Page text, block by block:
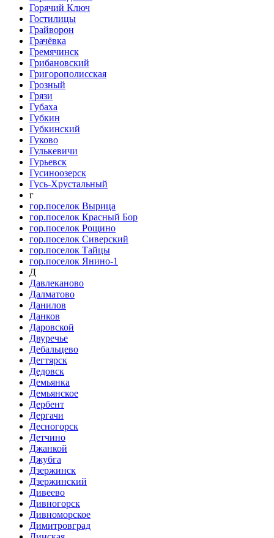
Горячий Ключ
Гостилицы
Грайворон
Грачёвка
Гремячинск
Грибановский
Григорополисская
Грозный
Грязи
Губаха
Губкин
Губкинский
Гуково
Гулькевичи
Гурьевск
Гусиноозерск
Гусь-Хрустальный
г
гор.поселок Вырица
гор.поселок Красный Бор
гор.поселок Рощино
гор.поселок Сиверский
гор.поселок Тайцы
гор.поселок Янино-1
Д
Давлеканово
Далматово
Данилов
Данков
Даровской
Двуречье
Дебальцево
Дегтярск
Дедовск
Демьянка
Демьянское
Дербент
Дергачи
Десногорск
Детчино
Джанкой
Джубга
Дзержинск
Дзержинский
Дивеево
Дивногорск
Дивноморское
Димитровград